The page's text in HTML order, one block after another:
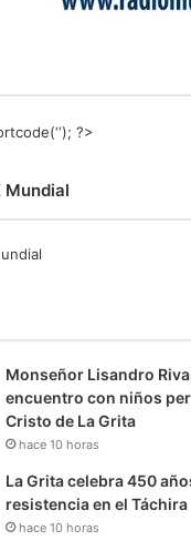
?>
Mundial
Monseñor Lisandro
encuentro con niños
Cristo de La Grita
hace 10 horas
La Grita celebra 450
resistencia en el Táchira
hace 10 horas